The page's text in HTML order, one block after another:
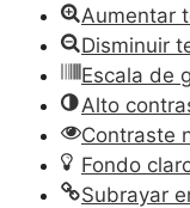
Aumentar
Disminuir
Escala de
Alto
Contraste
Fondo
Subrayar